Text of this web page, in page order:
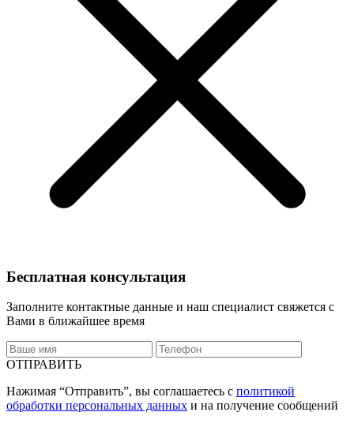
Бесплатная консультация
Заполните контактные данные и наш специалист свяжется с
Вами в ближайшее время
ОТПРАВИТЬ
Нажимая “Отправить”, вы соглашаетесь с политикой
обработки персональных данных и на получение сообщений